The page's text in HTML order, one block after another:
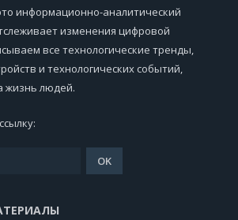
информационно-аналитический
изменения цифровой
все технологические тренды,
и технологических событий,
жизнь людей.